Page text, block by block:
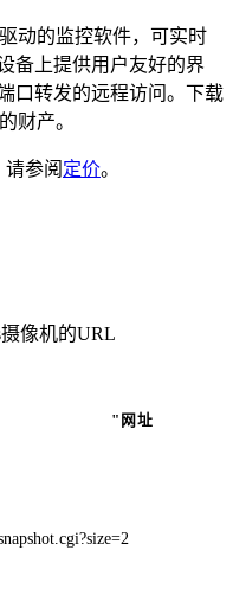
动的监控软件，可实时
备上提供用户友好的界
口转发的远程访问。下载
财产。
参阅 定价。
像机的URL
"网址